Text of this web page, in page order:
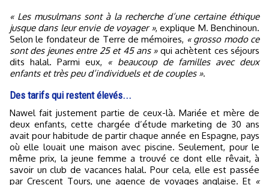
« Les musulmans sont à la recherche d’une certaine éthique
jusque dans leur envie de voyager », explique M. Benchinoun.
Selon le fondateur de Terre de mémoires, « grosso modo ce
sont des jeunes entre 25 et 45 ans »qui achètent ces séjours
dits halal. Parmi eux, « beaucoup de familles avec deux
enfants et très peu d’individuels et de couples ».
Des tarifs qui restent élevés...
Nawel fait justement partie de ceux-là. Mariée et mère de
deux enfants, cette chargée d’étude marketing de 30 ans
avait pour habitude de partir chaque année en Espagne, pays
où elle louait une maison avec piscine. Seulement, pour le
même prix, la jeune femme a trouvé ce dont elle rêvait, à
savoir un club de vacances halal. Pour cela, elle est passée
par Crescent Tours, une agence de voyages anglaise. Et «